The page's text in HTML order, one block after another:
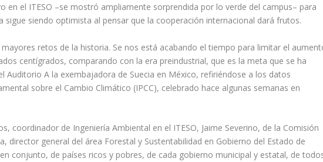
en el ITESO –se mostró ampliamente sorprendida por lo verde del campus– para
sigue siendo optimista al pensar que la cooperación internacional dará frutos.
retos de la historia. Se nos está acabando el tiempo para limitar el
centígrados, comparando con la era preindustrial, que es la meta que se ha
Auditorio A la exembajadora de Suecia en México, refiriéndose a los datos
sobre el Cambio Climático (IPCC), celebrado hace algunas semanas en
coordinador de Ingeniería Ambiental en el ITESO, Jaime Severino, de la Comisión
director general del área Forestal y Sustentabilidad en Gobierno del Estado de
conjunto, de países ricos y pobres, de cada gobierno municipal y estatal, de